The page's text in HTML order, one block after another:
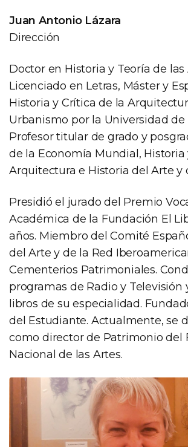
Juan Antonio Lázara
Dirección
Doctor en Historia y Teoría de las
Licenciado en Letras, Máster y
Historia y Crítica de la
Urbanismo por la Universidad de
Profesor titular de grado y
de la Economía Mundial, Historia
Arquitectura e Historia del Arte y
Presidió el jurado del Premio
Académica de la Fundación El
años. Miembro del Comité
del Arte y de la Red
Cementerios Patrimoniales.
programas de Radio y Televisión
libros de su especialidad.
del Estudiante. Actualmente, se
como director de Patrimonio del
Nacional de las Artes.